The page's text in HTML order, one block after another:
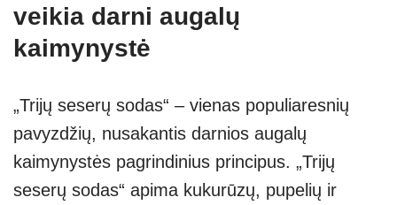
veikia darni augalų
kaimynystė
„Trijų seserų sodas“ – vienas populiaresnių
pavyzdžių, nusakantis darnios augalų
kaimynystės pagrindinius principus. „Trijų
seserų sodas“ apima kukurūzų, pupelių ir